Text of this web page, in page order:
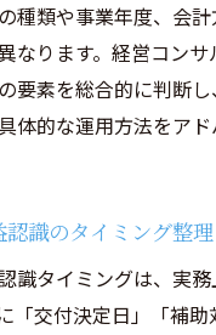
種類や事業年度、会
なります。経営コンサ
要素を総合的に判断
体的な運用方法をア
識のタイミング整理
識タイミングは、実
「交付決定日」「補